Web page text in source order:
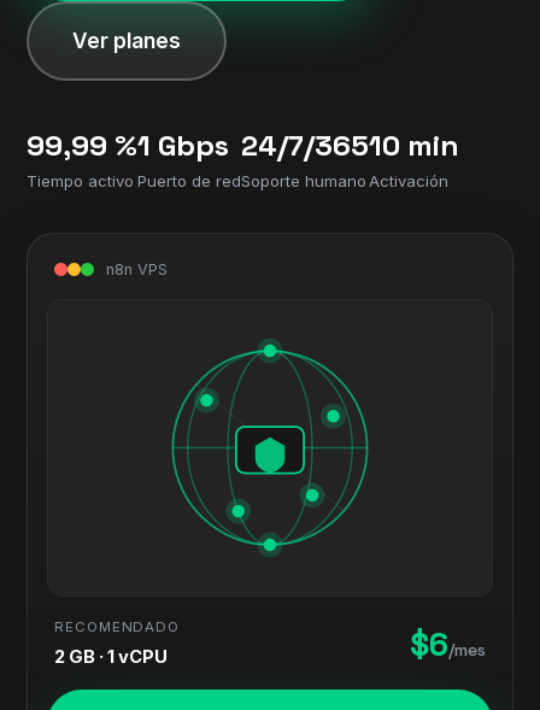
Ver planes
99,99 %
Tiempo activo
1 Gbps
Puerto de red
24/7/365
Soporte humano
10 min
Activación
n8n VPS
RECOMENDADO
2 GB · 1 vCPU $6/mes